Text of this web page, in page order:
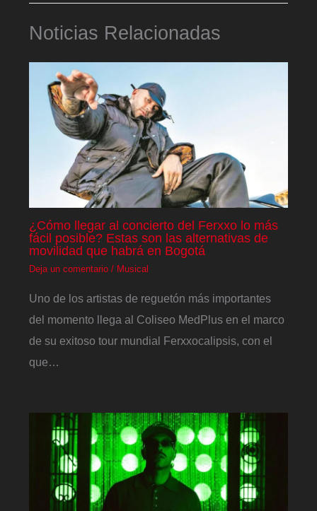
Noticias Relacionadas
¿Cómo llegar al concierto del Ferxxo lo más
fácil posible? Estas son las alternativas de
movilidad que habrá en Bogotá
Deja un comentario / Musical
Uno de los artistas de reguetón más importantes
del momento llega al Coliseo MedPlus en el marco
de su exitoso tour mundial Ferxxocalipsis, con el
que…